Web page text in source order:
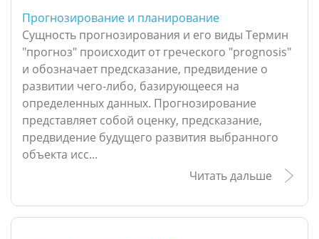
Прогнозирование и планирование
Сущность прогнозирования и его виды Термин
"прогноз" происходит от греческого "prognosis"
и обозначает предсказание, предвидение о
развитии чего-либо, базирующееся на
определенных данных. Прогнозирование
представляет собой оценку, предсказание,
предвидение будущего развития выбранного
объекта исс...
Читать дальше